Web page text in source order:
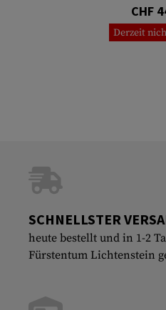
CHF
Derzeit
SCHNELLSTER
heute bestellt und in 1-2
Fürstentum Lichtenstein